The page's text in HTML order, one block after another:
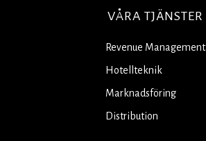
VÅRA TJÄNSTER
Revenue Management
Hotellteknik
Marknadsföring
Distribution